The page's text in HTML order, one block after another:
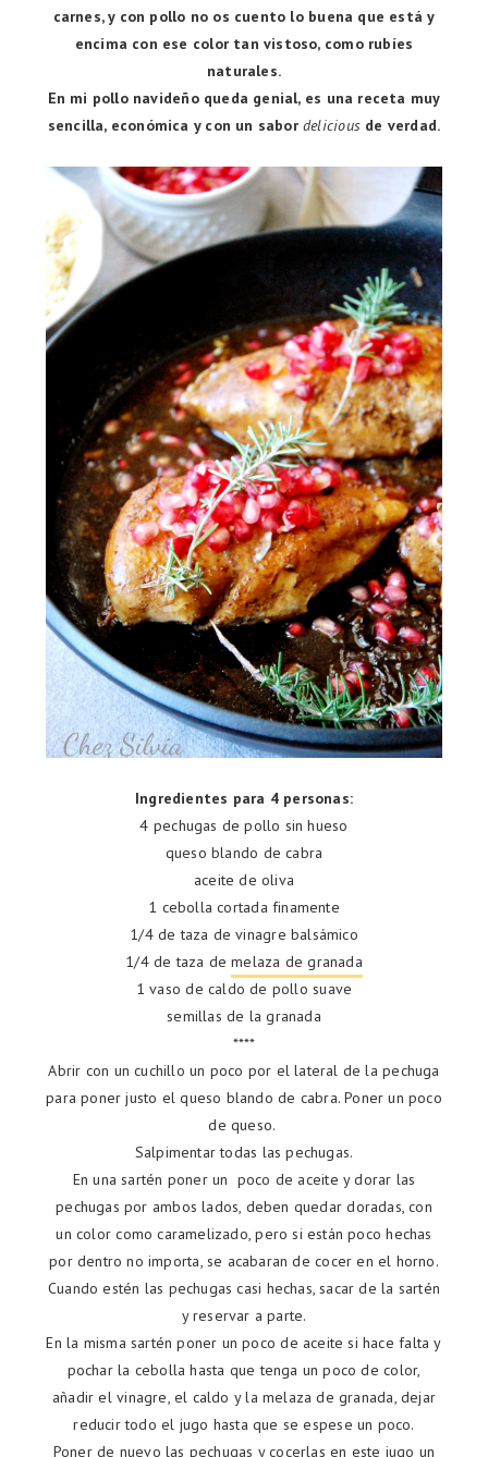
carnes, y con pollo no os cuento lo buena que está y
encima con ese color tan vistoso, como rubíes
naturales.
En mi pollo navideño queda genial, es una receta muy
sencilla, económica y con un sabordeliciousde verdad.
Ingredientes para 4 personas:
4 pechugas de pollo sin hueso
queso blando de cabra
aceite de oliva
1 cebolla cortada finamente
1/4 de taza de vinagre balsámico
1/4 de taza demelaza de granada
1 vaso de caldo de pollo suave
semillas de la granada
****
Abrir con un cuchillo un poco por el lateral de la pechuga
para poner justo el queso blando de cabra. Poner un poco
de queso.
Salpimentar todas las pechugas.
En una sartén poner un poco de aceite y dorar las
pechugas por ambos lados, deben quedar doradas, con
un color como caramelizado, pero si están poco hechas
por dentro no importa, se acabaran de cocer en el horno.
Cuando estén las pechugas casi hechas, sacar de la sartén
y reservar a parte.
En la misma sartén poner un poco de aceite si hace falta y
pochar la cebolla hasta que tenga un poco de color,
añadir el vinagre, el caldo y la melaza de granada, dejar
reducir todo el jugo hasta que se espese un poco.
Poner de nuevo las pechugas y cocerlas en este jugo un